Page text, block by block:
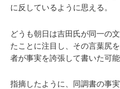
に反しているように思える。
どうも朝日は吉田氏が同一の
たことに注目し、その言葉尻
者が事実を誇張して書いた可能
指摘したように、同調書の事